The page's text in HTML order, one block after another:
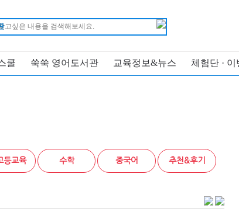
쿨 쑥쑥 영어도서관 교육정보&뉴스 체험단 · 이
등교육 수학 중국어 추천&후기